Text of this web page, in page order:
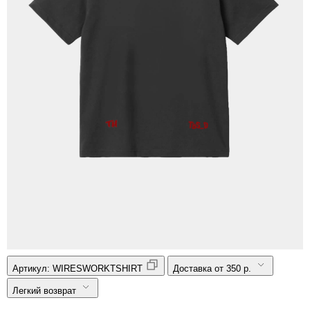
Артикул: WIRESWORKTSHIRT Доставка от 350 р.
Легкий возврат